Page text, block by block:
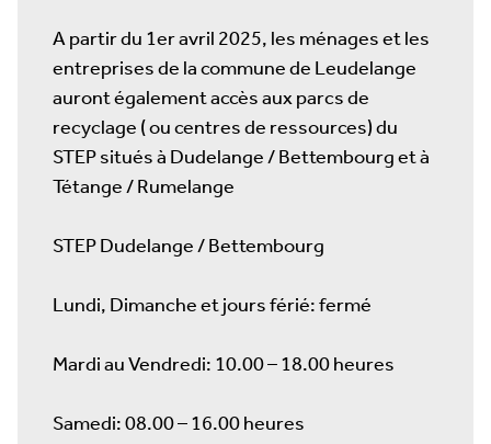
A partir du 1er avril 2025, les ménages et les
entreprises de la commune de Leudelange
auront également accès aux parcs de
recyclage ( ou centres de ressources) du
STEP situés à Dudelange / Bettembourg et à
Tétange / Rumelange
STEP Dudelange / Bettembourg
Lundi, Dimanche et jours férié: fermé
Mardi au Vendredi: 10.00 – 18.00 heures
Samedi: 08.00 – 16.00 heures